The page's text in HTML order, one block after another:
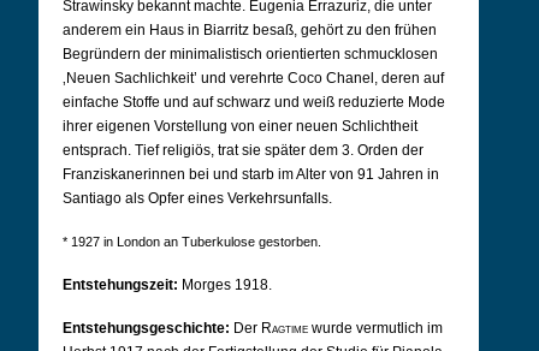
Strawinsky bekannt machte. Eugenia Errazuriz, die unter
anderem ein Haus in Biarritz besaß, gehört zu den frühen
Begründern der minimalistisch orientierten schmucklosen
‚Neuen Sachlichkeit’ und verehrte Coco Chanel, deren auf
einfache Stoffe und auf schwarz und weiß reduzierte Mode
ihrer eigenen Vorstellung von einer neuen Schlichtheit
entsprach. Tief religiös, trat sie später dem 3. Orden der
Franziskanerinnen bei und starb im Alter von 91 Jahren in
Santiago als Opfer eines Verkehrsunfalls.
* 1927 in London an Tuberkulose gestorben.
Entstehungszeit: Morges 1918.
Entstehungsgeschichte: Der Ragtime wurde vermutlich im